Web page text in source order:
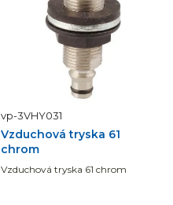
vp-3VHY031
Vzduchová tryska 61
chrom
Vzduchová tryska 61 chrom